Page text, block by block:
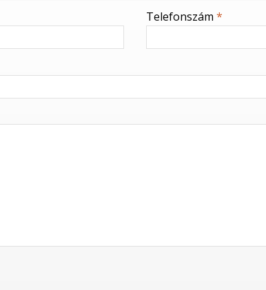
Telefonszám *